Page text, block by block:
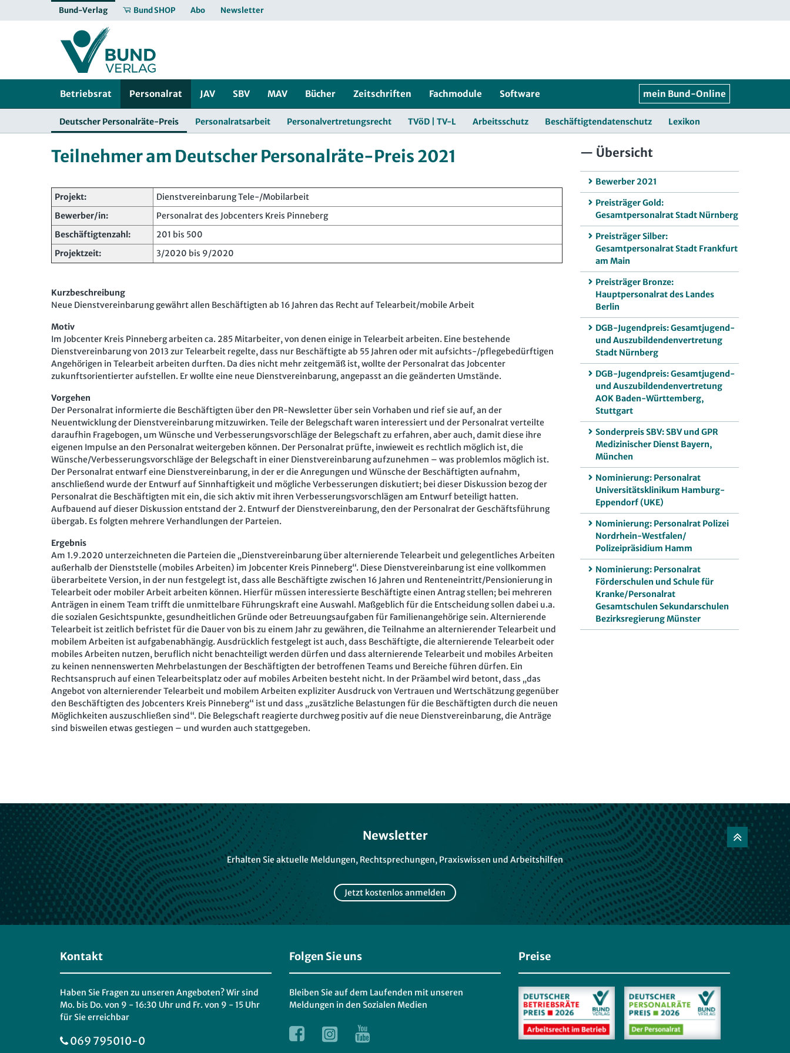
Bund-Verlag Bund SHOP Abo Newsletter
Betriebsrat Personalrat JAV SBV MAV Bücher Zeitschriften Fachmodule Software mein Bund-Online
Deutscher Personalräte-Preis Personalratsarbeit Personalvertretungsrecht TVöD | TV-L Arbeitsschutz Beschäftigtendatenschutz Lexikon
Teilnehmer am Deutscher Personalräte-Preis 2021
Projekt:
Dienstvereinbarung Tele-/Mobilarbeit
Bewerber/in:
Personalrat des Jobcenters Kreis Pinneberg
Beschäftigtenzahl:
201 bis 500
Projektzeit:
3/2020 bis 9/2020
Kurzbeschreibung
Neue Dienstvereinbarung gewährt allen Beschäftigten ab 16 Jahren das Recht auf Telearbeit/mobile Arbeit
Motiv
Im Jobcenter Kreis Pinneberg arbeiten ca. 285 Mitarbeiter, von denen einige in Telearbeit arbeiten. Eine bestehende
Dienstvereinbarung von 2013 zur Telearbeit regelte, dass nur Beschäftigte ab 55 Jahren oder mit aufsichts-/pflegebedürftigen
Angehörigen in Telearbeit arbeiten durften. Da dies nicht mehr zeitgemäß ist, wollte der Personalrat das Jobcenter
zukunftsorientierter aufstellen. Er wollte eine neue Dienstvereinbarung, angepasst an die geänderten Umstände.
Vorgehen
Der Personalrat informierte die Beschäftigten über den PR-Newsletter über sein Vorhaben und rief sie auf, an der
Neuentwicklung der Dienstvereinbarung mitzuwirken. Teile der Belegschaft waren interessiert und der Personalrat verteilte
daraufhin Fragebogen, um Wünsche und Verbesserungsvorschläge der Belegschaft zu erfahren, aber auch, damit diese ihre
eigenen Impulse an den Personalrat weitergeben können. Der Personalrat prüfte, inwieweit es rechtlich möglich ist, die
Wünsche/Verbesserungsvorschläge der Belegschaft in einer Dienstvereinbarung aufzunehmen – was problemlos möglich ist.
Der Personalrat entwarf eine Dienstvereinbarung, in der er die Anregungen und Wünsche der Beschäftigten aufnahm,
anschließend wurde der Entwurf auf Sinnhaftigkeit und mögliche Verbesserungen diskutiert; bei dieser Diskussion bezog der
Personalrat die Beschäftigten mit ein, die sich aktiv mit ihren Verbesserungsvorschlägen am Entwurf beteiligt hatten.
Aufbauend auf dieser Diskussion entstand der 2. Entwurf der Dienstvereinbarung, den der Personalrat der Geschäftsführung
übergab. Es folgten mehrere Verhandlungen der Parteien.
Ergebnis
Am 1.9.2020 unterzeichneten die Parteien die „Dienstvereinbarung über alternierende Telearbeit und gelegentliches Arbeiten
außerhalb der Dienststelle (mobiles Arbeiten) im Jobcenter Kreis Pinneberg“. Diese Dienstvereinbarung ist eine vollkommen
überarbeitete Version, in der nun festgelegt ist, dass alle Beschäftigte zwischen 16 Jahren und Renteneintritt/Pensionierung in
Telearbeit oder mobiler Arbeit arbeiten können. Hierfür müssen interessierte Beschäftigte einen Antrag stellen; bei mehreren
Anträgen in einem Team trifft die unmittelbare Führungskraft eine Auswahl. Maßgeblich für die Entscheidung sollen dabei u.a.
die sozialen Gesichtspunkte, gesundheitlichen Gründe oder Betreuungsaufgaben für Familienangehörige sein. Alternierende
Telearbeit ist zeitlich befristet für die Dauer von bis zu einem Jahr zu gewähren, die Teilnahme an alternierender Telearbeit und
mobilem Arbeiten ist aufgabenabhängig. Ausdrücklich festgelegt ist auch, dass Beschäftigte, die alternierende Telearbeit oder
mobiles Arbeiten nutzen, beruflich nicht benachteiligt werden dürfen und dass alternierende Telearbeit und mobiles Arbeiten
zu keinen nennenswerten Mehrbelastungen der Beschäftigten der betroffenen Teams und Bereiche führen dürfen. Ein
Rechtsanspruch auf einen Telearbeitsplatz oder auf mobiles Arbeiten besteht nicht. In der Präambel wird betont, dass „das
Angebot von alternierender Telearbeit und mobilem Arbeiten expliziter Ausdruck von Vertrauen und Wertschätzung gegenüber
den Beschäftigten des Jobcenters Kreis Pinneberg“ ist und dass „zusätzliche Belastungen für die Beschäftigten durch die neuen
Möglichkeiten auszuschließen sind“. Die Belegschaft reagierte durchweg positiv auf die neue Dienstvereinbarung, die Anträge
sind bisweilen etwas gestiegen – und wurden auch stattgegeben.
Übersicht
Bewerber 2021
Preisträger Gold:
Gesamtpersonalrat Stadt Nürnberg
Preisträger Silber:
Gesamtpersonalrat Stadt Frankfurt
am Main
Preisträger Bronze:
Hauptpersonalrat des Landes
Berlin
DGB-Jugendpreis: Gesamtjugend-
und Auszubildendenvertretung
Stadt Nürnberg
DGB-Jugendpreis: Gesamtjugend-
und Auszubildendenvertretung
AOK Baden-Württemberg,
Stuttgart
Sonderpreis SBV: SBV und GPR
Medizinischer Dienst Bayern,
München
Nominierung: Personalrat
Universitätsklinikum Hamburg-
Eppendorf (UKE)
Nominierung: Personalrat Polizei
Nordrhein-Westfalen/
Polizeipräsidium Hamm
Nominierung: Personalrat
Förderschulen und Schule für
Kranke/Personalrat
Gesamtschulen Sekundarschulen
Bezirksregierung Münster
Newsletter
Erhalten Sie aktuelle Meldungen, Rechtsprechungen, Praxiswissen und Arbeitshilfen
Jetzt kostenlos anmelden
Kontakt
Haben Sie Fragen zu unseren Angeboten? Wir sind
Mo. bis Do. von 9 - 16:30 Uhr und Fr. von 9 - 15 Uhr
für Sie erreichbar
069 795010-0
Folgen Sie uns
Bleiben Sie auf dem Laufenden mit unseren
Meldungen in den Sozialen Medien
Preise